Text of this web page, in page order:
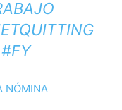
#FY
NÓMINA